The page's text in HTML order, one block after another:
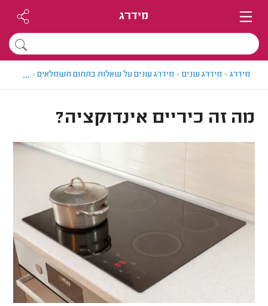
מידרג
מידרג> מידרג עונים> מידרג עונים על שאלות בתחום חשמלאים> מה זה
...
מה זה כיריים אינדוקציה?